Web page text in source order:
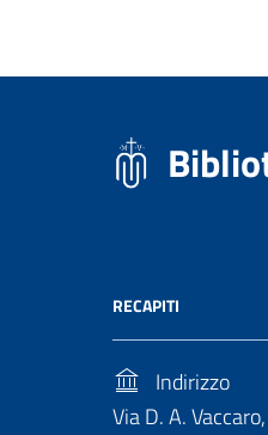
RECAPITI
Indirizzo
Via D. A.